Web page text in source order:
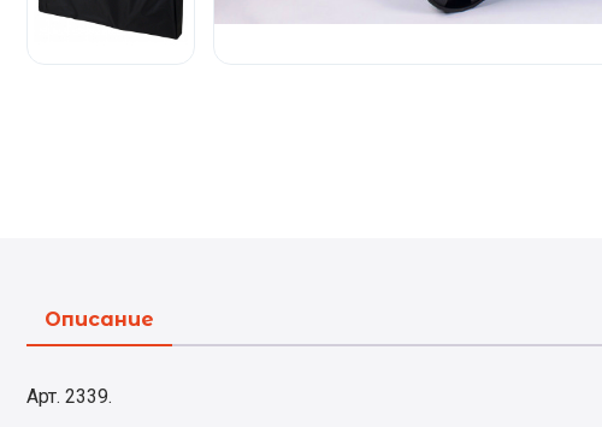
Описание
Арт. 2339.